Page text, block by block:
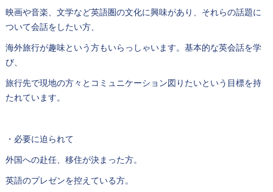
映画や音楽、文学など英語圏の文化に興味があり、それらの話題に
ついて会話をしたい方、
海外旅行が趣味という方もいらっしゃいます。基本的な英会話を学
び、
旅行先で現地の方々とコミュニケーション図りたいという目標を持
たれています。
・必要に迫られて
外国への赴任、移住が決まった方。
英語のプレゼンを控えている方。